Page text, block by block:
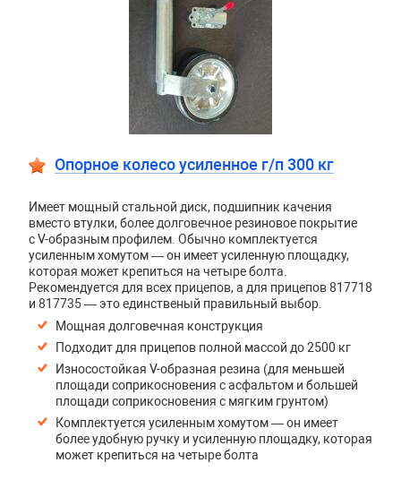
Опорное колесо усиленное г/п 300 кг
Имеет мощный стальной диск, подшипник качения
вместо втулки, более долговечное резиновое покрытие
c V-образным профилем. Обычно комплектуется
усиленным хомутом — он имеет усиленную площадку,
которая может крепиться на четыре болта.
Рекомендуется для всех прицепов, а для прицепов 817718
и 817735 — это единственый правильный выбор.
Мощная долговечная конструкция
Подходит для прицепов полной массой до 2500 кг
Износостойкая V-образная резина (для меньшей
площади соприкосновения с асфальтом и большей
площади соприкосновения с мягким грунтом)
Комплектуется усиленным хомутом — он имеет
более удобную ручку и усиленную площадку, которая
может крепиться на четыре болта